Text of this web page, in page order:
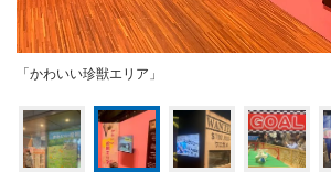
「かわいい珍獣エリア」